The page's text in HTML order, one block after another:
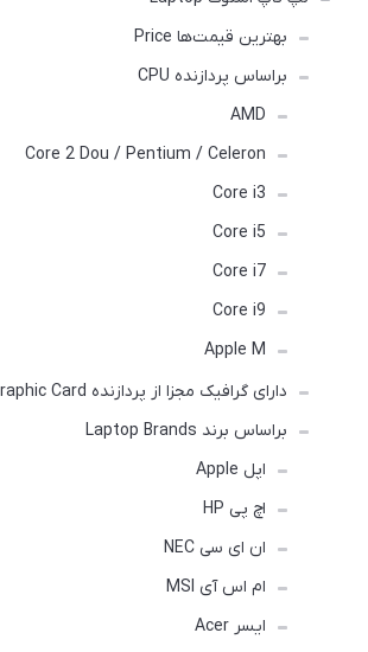
بهترین قیمت‌ها Price
براساس پردازنده CPU
AMD
Core 2 Dou / Pentium / Celeron
Core i3
Core i5
Core i7
Core i9
Apple M
دارای گرافیک مجزا از پردازنده Graphic Card
براساس برند Laptop Brands
اپل Apple
اچ پی HP
ان ای سی NEC
ام اس آی MSI
ایسر Acer